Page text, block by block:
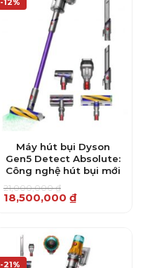
-12%
Máy hút bụi Dyson
Gen5 Detect Absolute:
Công nghệ hút bụi mới
21,000,000₫
Giá
gốc
18,500,000 ₫
Giá
hiện
18,500,000 ₫.
-21%